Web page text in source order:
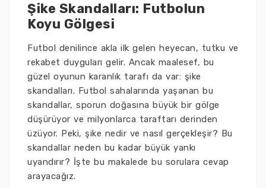
Şike Skandalları: Futbolun
Koyu Gölgesi
Futbol denilince akla ilk gelen heyecan, tutku ve
rekabet duyguları gelir. Ancak maalesef, bu
güzel oyunun karanlık tarafı da var: şike
skandalları. Futbol sahalarında yaşanan bu
skandallar, sporun doğasına büyük bir gölge
düşürüyor ve milyonlarca taraftarı derinden
üzüyor. Peki, şike nedir ve nasıl gerçekleşir? Bu
skandallar neden bu kadar büyük yankı
uyandırır? İşte bu makalede bu sorulara cevap
arayacağız.